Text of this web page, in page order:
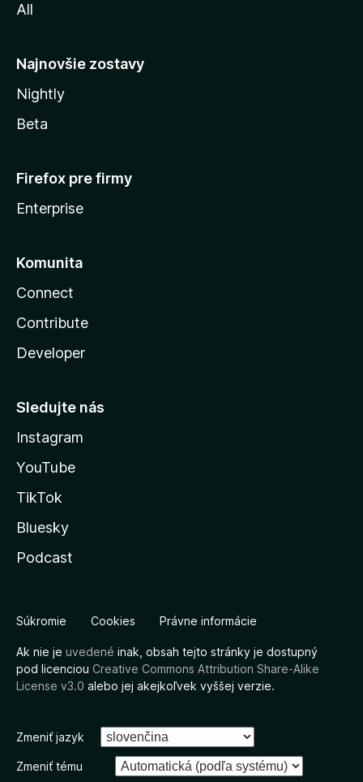
lAll
Najnovšie zostavy
Nightly
Beta
Firefox pre firmy
Enterprise
Komunita
Connect
Contribute
Developer
Sledujte nás
Instagram
YouTube
TikTok
Bluesky
Podcast
Súkromie Cookies Právne informácie
Ak nie je uvedené inak, obsah tejto stránky je dostupný
pod licenciou Creative Commons Attribution Share-Alike
License v3.0 alebo jej akejkoľvek vyššej verzie.
Zmeniť jazyk
Zmeniť tému